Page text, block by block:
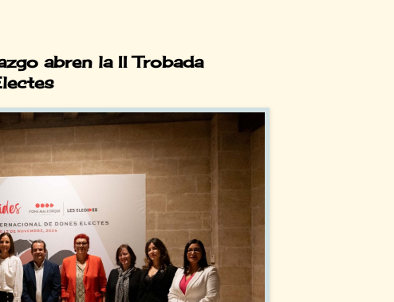
abren la II Trobada